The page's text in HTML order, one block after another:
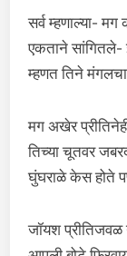
सर्व म्हणाल्या-
एकताने
म्हणत तिने
मग अखेर
तिच्या चूतवर
घुंघराळे केस होते
जॉयश प्रीतिजवळ